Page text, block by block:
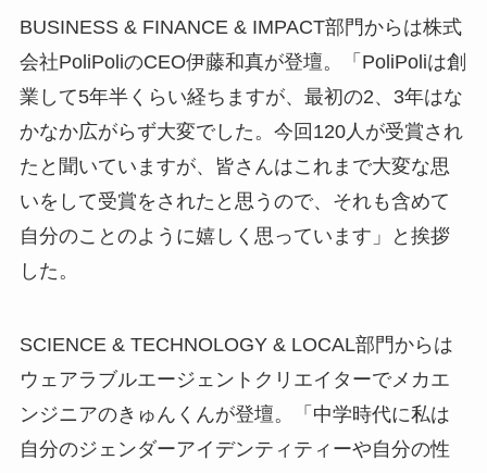
BUSINESS & FINANCE & IMPACT部門からは株式
会社PoliPoliのCEO伊藤和真が登壇。「PoliPoliは創
業して5年半くらい経ちますが、最初の2、3年はな
かなか広がらず大変でした。今回120人が受賞され
たと聞いていますが、皆さんはこれまで大変な思
いをして受賞をされたと思うので、それも含めて
自分のことのように嬉しく思っています」と挨拶
した。
SCIENCE & TECHNOLOGY & LOCAL部門からは
ウェアラブルエージェントクリエイターでメカエ
ンジニアのきゅんくんが登壇。「中学時代に私は
自分のジェンダーアイデンティティーや自分の性